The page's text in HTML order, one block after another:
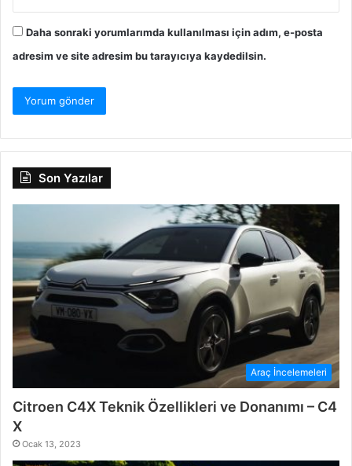
Daha sonraki yorumlarımda kullanılması için adım, e-posta
adresim ve site adresim bu tarayıcıya kaydedilsin.
Son Yazılar
Araç İncelemeleri
Citroen C4X Teknik Özellikleri ve Donanımı – C4
X
Ocak 13, 2023